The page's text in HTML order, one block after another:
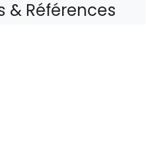
& Références